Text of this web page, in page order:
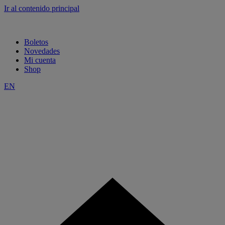
Ir al contenido principal
Boletos
Novedades
Mi cuenta
Shop
EN